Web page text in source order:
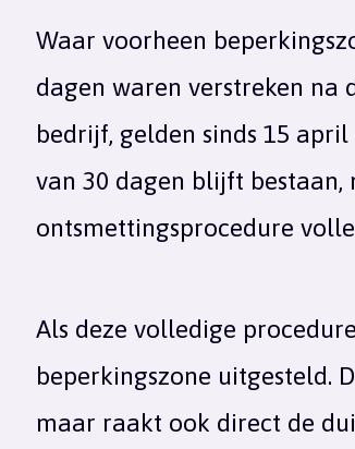
Waar voorheen
dagen waren verstreken na
bedrijf, gelden sinds 15
van 30 dagen blijft bestaan,
ontsmettingsprocedure
Als deze volledige
beperkingszone uitgesteld.
maar raakt ook direct de